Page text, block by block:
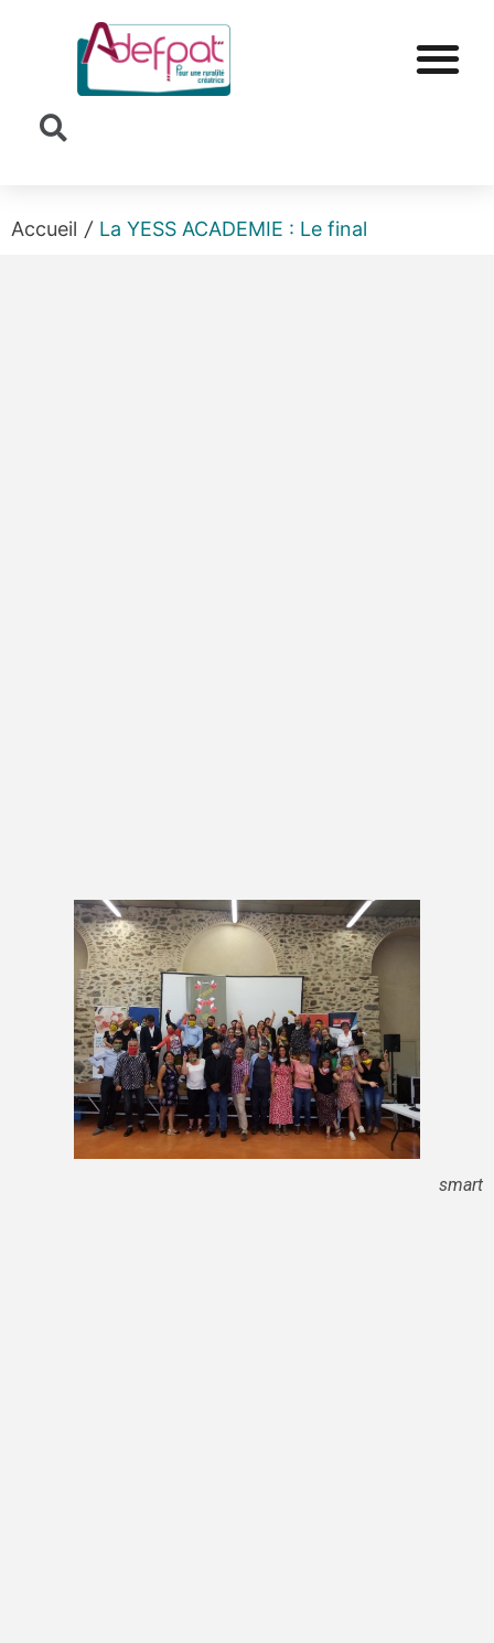
Accueil / La YESS ACADEMIE : Le final
smart